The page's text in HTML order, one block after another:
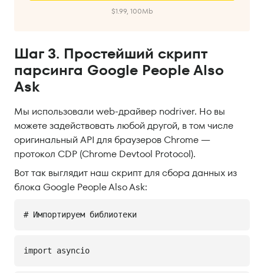
$1.99, 100Mb
Шаг 3. Простейший скрипт
парсинга Google People Also
Ask
Мы использовали web-драйвер nodriver. Но вы
можете задействовать любой другой, в том числе
оригинальный API для браузеров Chrome —
протокол CDP (Chrome Devtool Protocol).
Вот так выглядит наш скрипт для сбора данных из
блока Google People Also Ask:
# Импортируем библиотеки
import asyncio